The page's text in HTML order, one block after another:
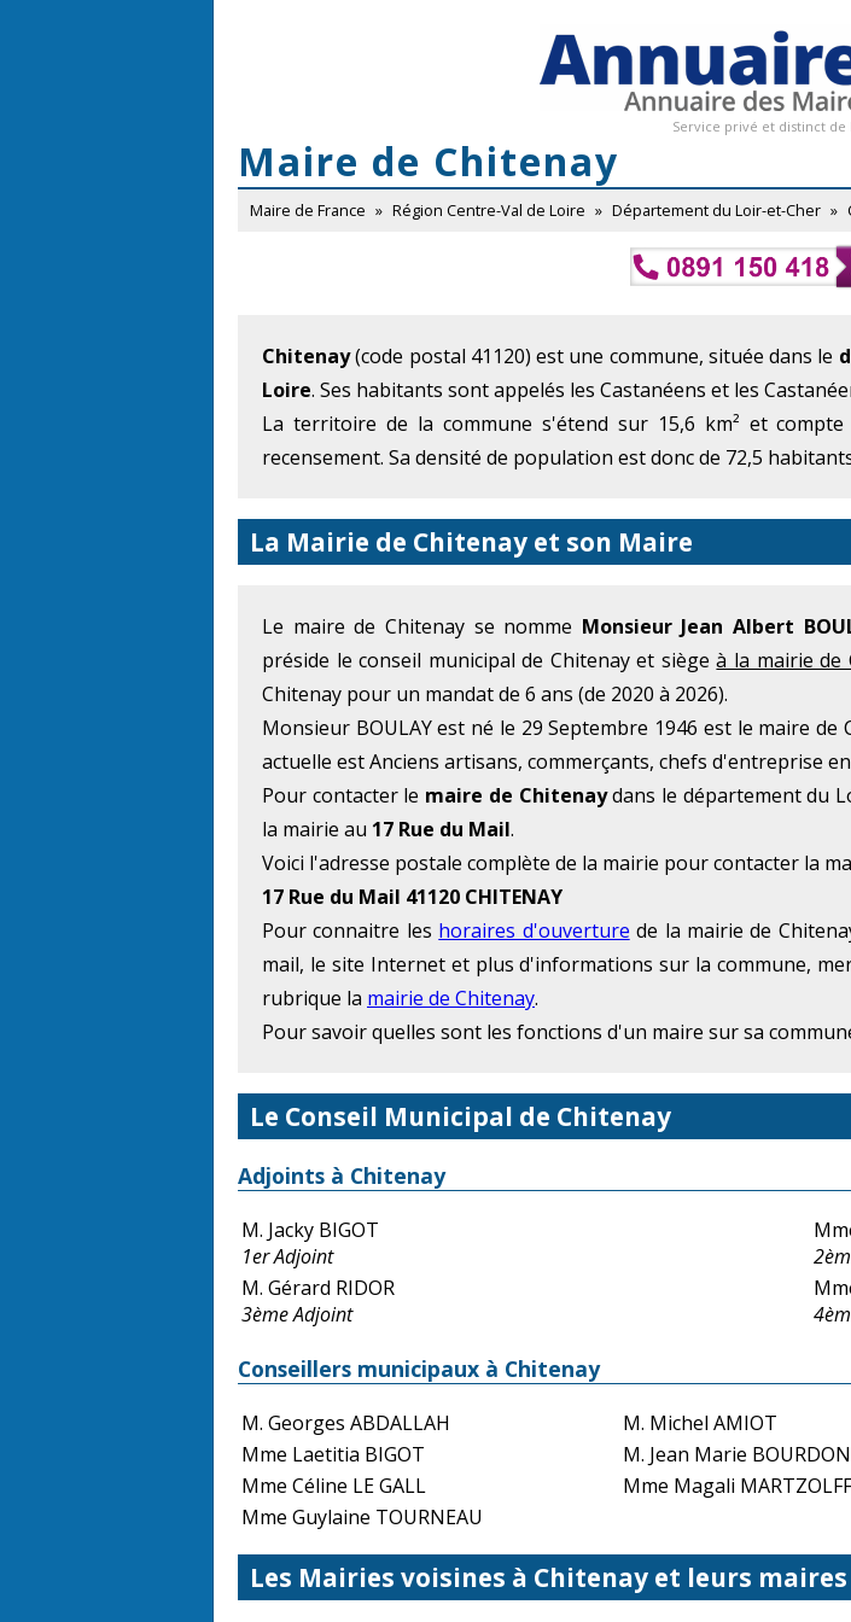
Service privé et distinct
Maire de Chitenay
Maire de France » Région Centre-Val de Loire » Département du Loir-et-Cher »
Chitenay(code postal 41120) est une commune, située dans le
Loire. Ses habitants sont appelés les Castanéens et les
La territoire de la commune s'étend sur 15,6 km² et
recensement. Sa densité de population est donc de 72,5
La Mairie de Chitenay et son Maire
Le maire de Chitenay se nomme Monsieur Jean Albert
préside le conseil municipal de Chitenay et siègeà la mairie de
Chitenay pour un mandat de 6 ans (de 2020 à 2026).
Monsieur BOULAY est né le 29 Septembre 1946 est le maire
actuelle est Anciens artisans, commerçants, chefs d'entreprise
Pour contacter le maire de Chitenaydans le département du
la mairie au 17 Rue du Mail.
Voici l'adresse postale complète de la mairie pour contacter la
17 Rue du Mail 41120 CHITENAY
Pour connaitre les horaires d'ouverture de la mairie de
mail, le site Internet et plus d'informations sur la commune,
rubrique la mairie de Chitenay.
Pour savoir quelles sont les fonctions d'un maire sur sa
Le Conseil Municipal de Chitenay
Adjoints à Chitenay
M. Jacky BIGOT
1er Adjoint
M. Gérard RIDOR
3ème Adjoint
Conseillers municipaux à Chitenay
M. Georges ABDALLAH M. Michel AMIOT
Mme Laetitia BIGOT
M. Jean Marie BOURDON
Mme Céline LE GALL
Mme Magali
Mme Guylaine TOURNEAU
Les Mairies voisines à Chitenay et leurs maires